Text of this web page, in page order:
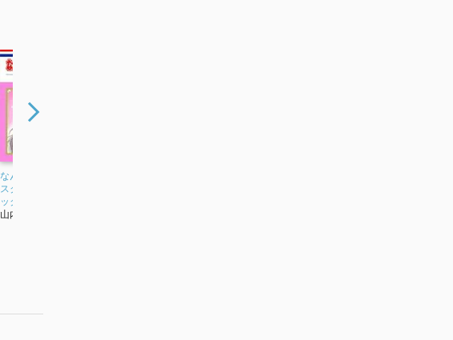
なんて素敵にジャパネ
スク 1 (花とゆめコミ
ックス)
山内直実